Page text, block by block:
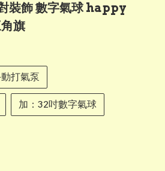
裝飾 數字氣球 happy
旗
打氣泵
加：32吋數字氣球